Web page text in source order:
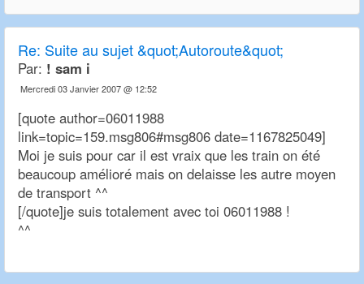
Re: Suite au sujet &quot;Autoroute&quot;
Par: ! sam i
Mercredi 03 Janvier 2007 @ 12:52
[quote author=06011988
link=topic=159.msg806#msg806 date=1167825049]
Moi je suis pour car il est vraix que les train on été
beaucoup amélioré mais on delaisse les autre moyen
de transport ^^
[/quote]je suis totalement avec toi 06011988 !
^^